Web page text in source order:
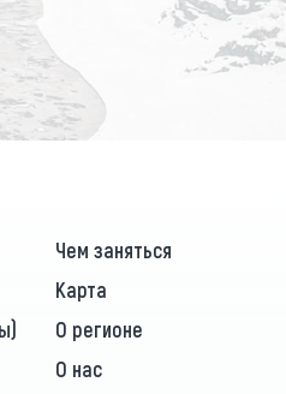
Чем заняться
Карта
О регионе
О нас